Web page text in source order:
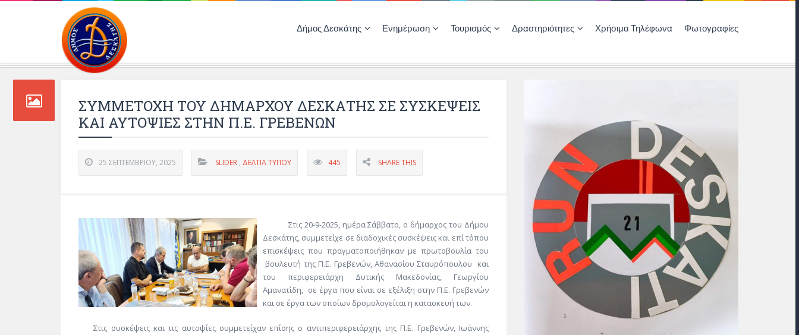
Δήμος Δεσκάτης Ενημέρωση Τουρισμός Δραστηριότητες Χρήσιμα Τηλέφωνα Φωτογραφίες
ΣΥΜΜΕΤΟΧΗ ΤΟΥ ΔΗΜΑΡΧΟΥ ΔΕΣΚΑΤΗΣ ΣΕ ΣΥΣΚΕΨΕΙΣ
ΚΑΙ ΑΥΤΟΨΙΕΣ ΣΤΗΝ Π.Ε. ΓΡΕΒΕΝΩΝ
25 ΣΕΠΤΕΜΒΡΊΟΥ, 2025 SLIDER , ΔΕΛΤΊΑ ΤΎΠΟΥ 445 SHARE THIS
Στις 20-9-2025, ημέρα Σάββατο, ο δήμαρχος του Δήμου
Δεσκάτης, συμμετείχε σε διαδοχικές συσκέψεις και επί τόπου
επισκέψεις που πραγματοποιήθηκαν με πρωτοβουλία του
βουλευτή της Π.Ε. Γρεβενών, Αθανασίου Σταυρόπουλου και
του περιφερειάρχη Δυτικής Μακεδονίας, Γεωργίου
Αμανατίδη, σε έργα που είναι σε εξέλιξη στην Π.Ε. Γρεβενών
και σε έργα των οποίων δρομολογείται η κατασκευή των.
Στις συσκέψεις και τις αυτοψίες συμμετείχαν επίσης ο αντιπεριφερειάρχης της Π.Ε. Γρεβενών, Ιωάννης